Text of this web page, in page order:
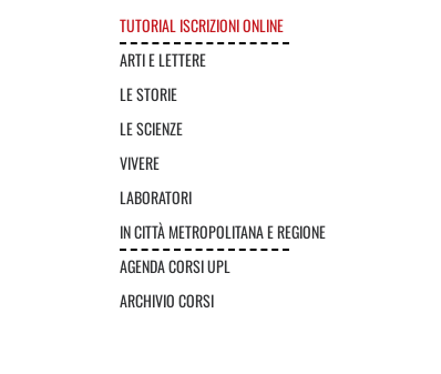
TUTORIAL ISCRIZIONI ONLINE
ARTI E LETTERE
LE STORIE
LE SCIENZE
VIVERE
LABORATORI
IN CITTÀ METROPOLITANA E REGIONE
AGENDA CORSI UPL
ARCHIVIO CORSI